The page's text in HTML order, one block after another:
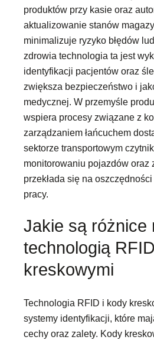
produktów przy kasie oraz
aktualizowanie stanów
minimalizuje ryzyko błędów
zdrowia technologia ta jest
identyfikacji pacjentów oraz
zwiększa bezpieczeństwo i
medycznej. W przemyśle
wspiera procesy związane z
zarządzaniem łańcuchem
sektorze transportowym
monitorowaniu pojazdów oraz
przekłada się na
pracy.
Jakie są różnice
technologią
kreskowymi
Technologia RFID i kody
systemy identyfikacji, które
cechy oraz zalety. Kody